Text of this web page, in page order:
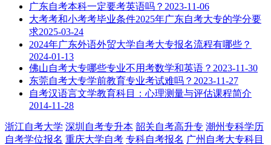
广东自考本科一定要考英语吗？ 2023-11-06
大考考和小考考毕业条件2025年广东自考大专的学分要
求2025-03-24
2024年广东外语外贸大学自考大专报名流程有哪些？
2024-01-13
佛山自考大专哪些专业不用考数学和英语？ 2023-11-30
东莞自考大专学前教育专业考试难吗？ 2023-11-27
自考汉语言文学教育科目：心理测量与评估课程简介
2014-11-28
浙江自考大学 深圳自考专升本 韶关自考高升专 潮州专科学历
自考学位报名 重庆大学自考 专科自考报名 广州自考大专科目